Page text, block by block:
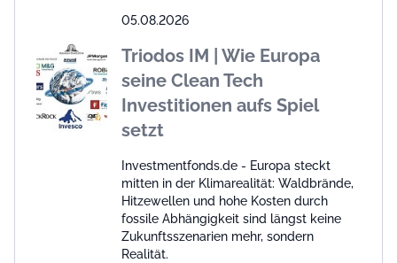
05.08.2026
Triodos IM | Wie Europa
seine Clean Tech
Investitionen aufs Spiel
setzt
Investmentfonds.de - Europa steckt
mitten in der Klimarealität: Waldbrände,
Hitzewellen und hohe Kosten durch
fossile Abhängigkeit sind längst keine
Zukunftsszenarien mehr, sondern
Realität.